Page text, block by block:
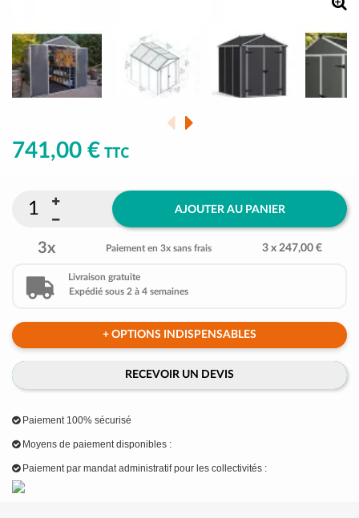
741,00 € TTC
AJOUTER AU PANIER
3x Paiement en 3x sans frais 3 x 247,00 €
Livraison gratuite
Expédié sous 2 à 4 semaines
+ OPTIONS INDISPENSABLES
RECEVOIR UN DEVIS
Paiement 100% sécurisé
Moyens de paiement disponibles :
Paiement par mandat administratif pour les collectivités :